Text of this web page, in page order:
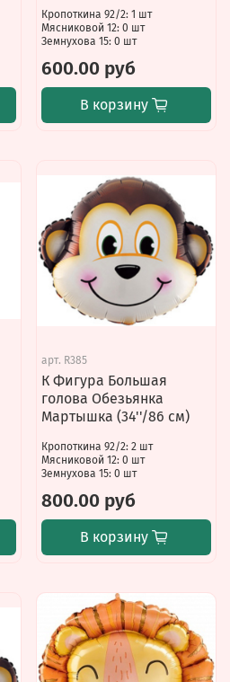
Кропоткина 92/2: 1 шт
Мясниковой 12: 0 шт
Земнухова 15: 0 шт
600.00 руб
В корзину
арт. R385
К Фигура Большая
голова Обезьянка
Мартышка (34''/86 см)
Кропоткина 92/2: 2 шт
Мясниковой 12: 0 шт
Земнухова 15: 0 шт
800.00 руб
В корзину